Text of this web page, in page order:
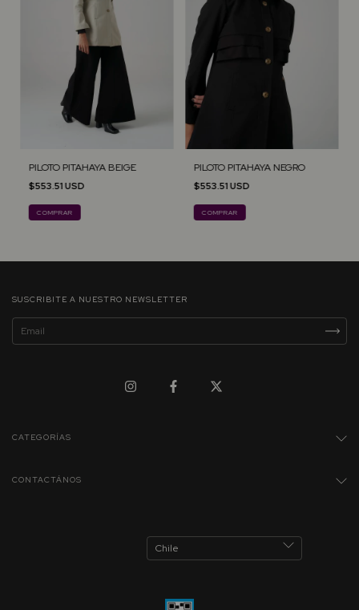
PILOTO PITAHAYA BEIGE
$553.51 USD
COMPRAR
PILOTO PITAHAYA NEGRO
$553.51 USD
COMPRAR
SUSCRIBITE A NUESTRO NEWSLETTER
CATEGORÍAS
CONTACTÁNOS